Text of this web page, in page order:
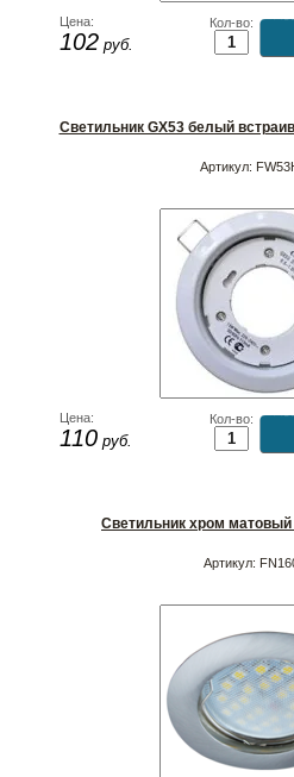
Цена:
102 руб.
Кол-во:
Светильник GX53 белый
Артикул:
Цена:
110 руб.
Кол-во:
Светильник хром матовый
Артикул: